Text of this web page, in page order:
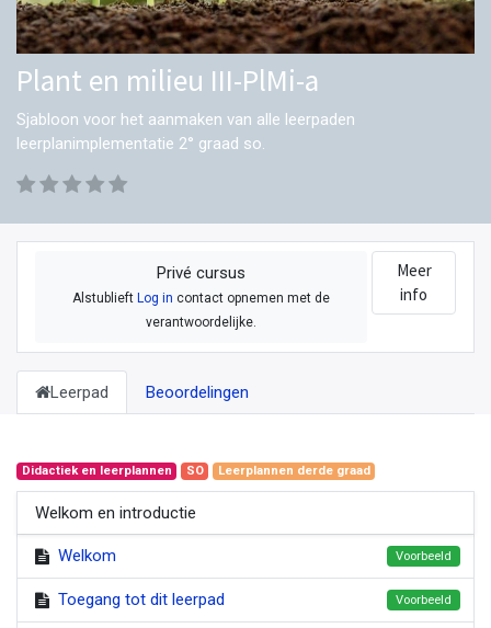
Plant en milieu III-PlMi-a
Sjabloon voor het aanmaken van alle leerpaden
leerplanimplementatie 2° graad so.
Privé cursus
AlstublieftLog in contact opnemen met de
verantwoordelijke.
Meer
info
Leerpad Beoordelingen
Didactiek en leerplannen SO Leerplannen derde graad
Welkom en introductie
Welkom Voorbeeld
Toegang tot dit leerpad Voorbeeld